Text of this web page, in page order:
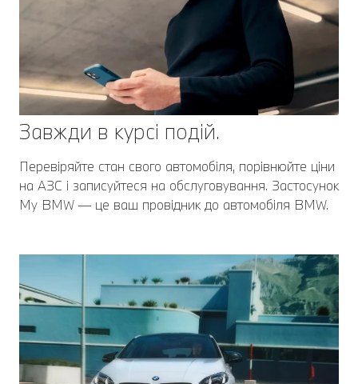
Завжди в курсі подій.
Перевіряйте стан свого автомобіля, порівнюйте ціни
на АЗС і записуйтеся на обслуговування. Застосунок
My BMW — це ваш провідник до автомобіля BMW.